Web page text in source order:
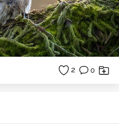
2 0